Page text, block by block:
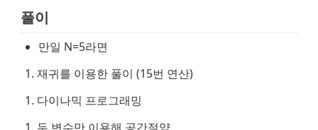
풀이
만일 N=5라면
재귀를 이용한 풀이 (15번 연산)
다이나믹 프로그래밍